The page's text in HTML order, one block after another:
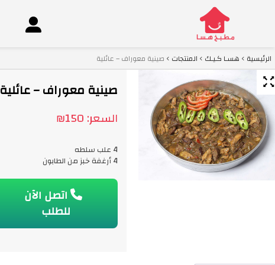
Skip
content
الرئيسية هسـا كـيـك المنتجات صينية معوراف – عائلية
صينية معوراف – عائلية
السعر: ₪150
4 علب سلطه
4 أرغفة خبز من الطابون
اتصل الآن
للطلب